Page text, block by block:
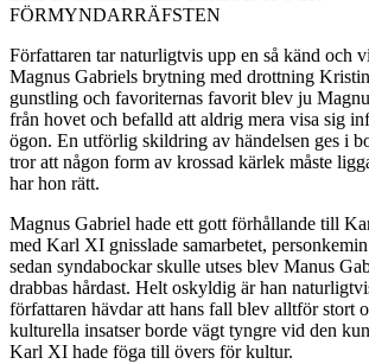
FÖRMYNDARRÄFSTEN
Författaren tar naturligtvis upp en så känd och
Magnus Gabriels brytning med drottning
gunstling och favoriternas favorit blev ju
från hovet och befalld att aldrig mera visa sig
ögon. En utförlig skildring av händelsen ges i
tror att någon form av krossad kärlek måste
har hon rätt.
Magnus Gabriel hade ett gott förhållande till
med Karl XI gnisslade samarbetet,
sedan syndabockar skulle utses blev Manus
drabbas hårdast. Helt oskyldig är han
författaren hävdar att hans fall blev alltför stort
kulturella insatser borde vägt tyngre vid den
Karl XI hade föga till övers för kultur.